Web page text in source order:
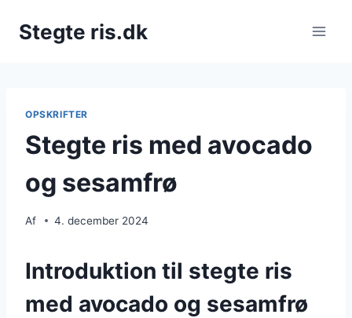
Stegte ris.dk
OPSKRIFTER
Stegte ris med avocado
og sesamfrø
Af 4. december 2024
Introduktion til stegte ris
med avocado og sesamfrø